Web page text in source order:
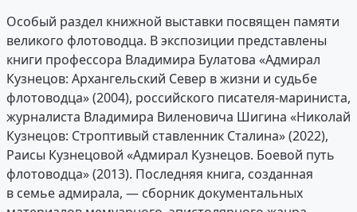
Особый раздел книжной выставки посвящен памяти
великого флотоводца. В экспозиции представлены
книги профессора Владимира Булатова «Адмирал
Кузнецов: Архангельский Север в жизни и судьбе
флотоводца» (2004), российского писателя-мариниста,
журналиста Владимира Виленовича Шигина «Николай
Кузнецов: Строптивый ставленник Сталина» (2022),
Раисы Кузнецовой «Адмирал Кузнецов. Боевой путь
флотоводца» (2013). Последняя книга, созданная
в семье адмирала, — сборник документальных